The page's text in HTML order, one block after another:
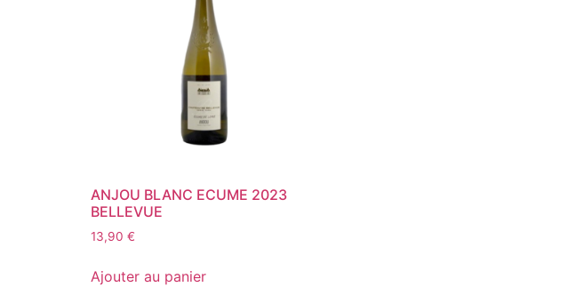
ANJOU BLANC ECUME 2023
BELLEVUE
13,90 €
Ajouter au panier